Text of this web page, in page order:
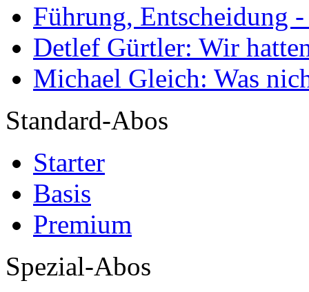
Führung, Entscheidung
Detlef Gürtler: Wir
Michael Gleich: Was
Standard-Abos
Starter
Basis
Premium
Spezial-Abos